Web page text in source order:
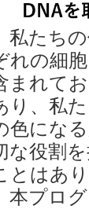
私たちの
れの細
まれて
り、私
色にな
な役割
とはあ
本プログ